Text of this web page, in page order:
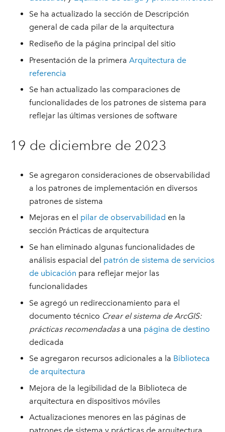
Se ha actualizado la sección de Descripción
general de cada pilar de la arquitectura
Rediseño de la página principal del sitio
Presentación de la primeraArquitectura de
referencia
Se han actualizado las comparaciones de
funcionalidades de los patrones de sistema para
reflejar las últimas versiones de software
19 de diciembre de 2023
Se agregaron consideraciones de observabilidad
a los patrones de implementación en diversos
patrones de sistema
Mejoras en el pilar de observabilidad en la
sección Prácticas de arquitectura
Se han eliminado algunas funcionalidades de
análisis espacial del patrón de sistema de servicios
de ubicación para reflejar mejor las
funcionalidades
Se agregó un redireccionamiento para el
documento técnico Crear el sistema de ArcGIS:
prácticas recomendadasa una página de destino
dedicada
Se agregaron recursos adicionales a la Biblioteca
de arquitectura
Mejora de la legibilidad de la Biblioteca de
arquitectura en dispositivos móviles
Actualizaciones menores en las páginas de